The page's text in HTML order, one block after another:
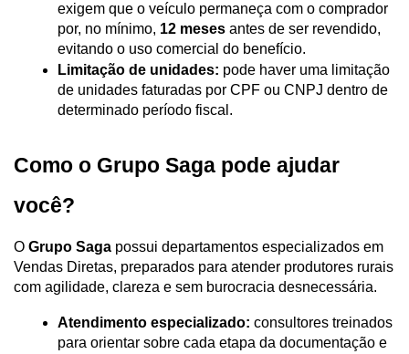
exigem que o veículo permaneça com o comprador
por, no mínimo, 12 meses antes de ser revendido,
evitando o uso comercial do benefício.
Limitação de unidades: pode haver uma limitação
de unidades faturadas por CPF ou CNPJ dentro de
determinado período fiscal.
Como o Grupo Saga pode ajudar
você?
O Grupo Saga possui departamentos especializados em
Vendas Diretas, preparados para atender produtores rurais
com agilidade, clareza e sem burocracia desnecessária.
Atendimento especializado: consultores treinados
para orientar sobre cada etapa da documentação e